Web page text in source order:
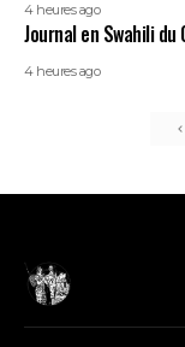
4 heures ago
Journal en Swahili
4 heures ago